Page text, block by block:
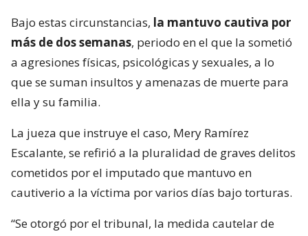
Bajo estas circunstancias, la mantuvo cautiva por
más de dos semanas, periodo en el que la sometió
a agresiones físicas, psicológicas y sexuales, a lo
que se suman insultos y amenazas de muerte para
ella y su familia.
La jueza que instruye el caso, Mery Ramírez
Escalante, se refirió a la pluralidad de graves delitos
cometidos por el imputado que mantuvo en
cautiverio a la víctima por varios días bajo torturas.
“Se otorgó por el tribunal, la medida cautelar de